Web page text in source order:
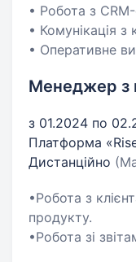
• Робота з
• Комунікація з
• Оперативне
Менеджер з
з 01.2024 по
Платформа
Дистанційно
•Робота з
продукту.
•Робота зі